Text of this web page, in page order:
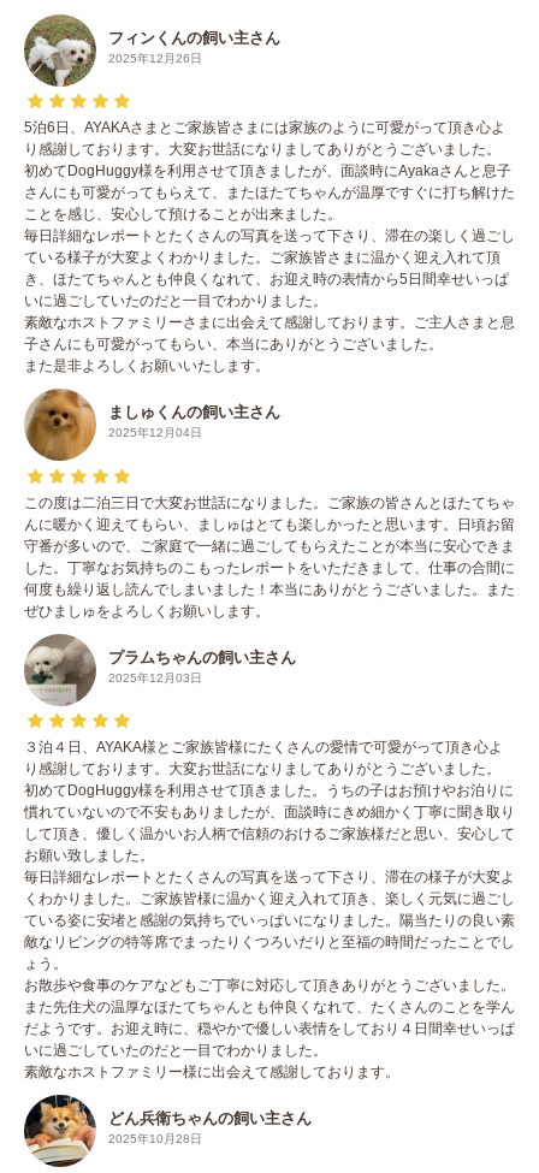
フィンくんの飼い主さん
2025年12月26日
5泊6日、AYAKAさまとご家族皆さまには家族のように可愛がって頂き心よ
り感謝しております。大変お世話になりましてありがとうございました。
初めてDogHuggy様を利用させて頂きましたが、面談時にAyakaさんと息子
さんにも可愛がってもらえて、またほたてちゃんが温厚ですぐに打ち解けた
ことを感じ、安心して預けることが出来ました。
毎日詳細なレポートとたくさんの写真を送って下さり、滞在の楽しく過ごし
ている様子が大変よくわかりました。ご家族皆さまに温かく迎え入れて頂
き、ほたてちゃんとも仲良くなれて、お迎え時の表情から5日間幸せいっぱ
いに過ごしていたのだと一目でわかりました。
素敵なホストファミリーさまに出会えて感謝しております。ご主人さまと息
子さんにも可愛がってもらい、本当にありがとうございました。
また是非よろしくお願いいたします。
ましゅくんの飼い主さん
2025年12月04日
この度は二泊三日で大変お世話になりました。ご家族の皆さんとほたてちゃ
んに暖かく迎えてもらい、ましゅはとても楽しかったと思います。日頃お留
守番が多いので、ご家庭で一緒に過ごしてもらえたことが本当に安心できま
した。丁寧なお気持ちのこもったレポートをいただきまして、仕事の合間に
何度も繰り返し読んでしまいました！本当にありがとうございました。また
ぜひましゅをよろしくお願いします。
プラムちゃんの飼い主さん
2025年12月03日
３泊４日、AYAKA様とご家族皆様にたくさんの愛情で可愛がって頂き心よ
り感謝しております。大変お世話になりましてありがとうございました。
初めてDogHuggy様を利用させて頂きました。うちの子はお預けやお泊りに
慣れていないので不安もありましたが、面談時にきめ細かく丁寧に聞き取り
して頂き、優しく温かいお人柄で信頼のおけるご家族様だと思い、安心して
お願い致しました。
毎日詳細なレポートとたくさんの写真を送って下さり、滞在の様子が大変よ
くわかりました。ご家族皆様に温かく迎え入れて頂き、楽しく元気に過ごし
ている姿に安堵と感謝の気持ちでいっぱいになりました。陽当たりの良い素
敵なリビングの特等席でまったりくつろいだりと至福の時間だったことでし
ょう。
お散歩や食事のケアなどもご丁寧に対応して頂きありがとうございました。
また先住犬の温厚なほたてちゃんとも仲良くなれて、たくさんのことを学ん
だようです。お迎え時に、穏やかで優しい表情をしており４日間幸せいっぱ
いに過ごしていたのだと一目でわかりました。
素敵なホストファミリー様に出会えて感謝しております。
どん兵衛ちゃんの飼い主さん
2025年10月28日